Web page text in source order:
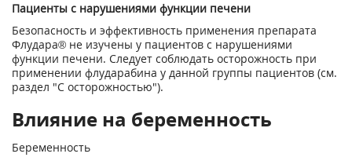
Пациенты с нарушениями функции печени
Безопасность и эффективность применения препарата
Флудара® не изучены у пациентов с нарушениями
функции печени. Следует соблюдать осторожность при
применении флударабина у данной группы пациентов (см.
раздел "С осторожностью").
Влияние на беременность
Беременность